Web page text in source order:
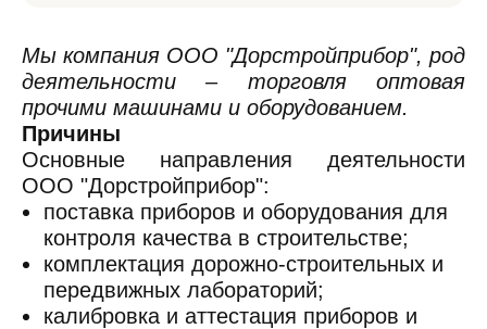
Мы компания ООО "Дорстройприбор", род
деятельности – торговля оптовая
прочими машинами и оборудованием.
Причины
Основные направления деятельности
ООО "Дорстройприбор":
поставка приборов и оборудования для
контроля качества в строительстве;
комплектация дорожно-строительных и
передвижных лабораторий;
калибровка и аттестация приборов и